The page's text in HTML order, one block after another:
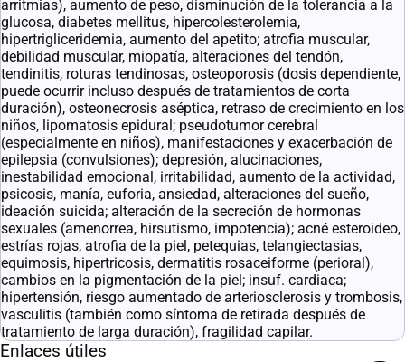
arritmias), aumento de peso, disminución de la tolerancia a la
glucosa, diabetes mellitus, hipercolesterolemia,
hipertrigliceridemia, aumento del apetito; atrofia muscular,
debilidad muscular, miopatía, alteraciones del tendón,
tendinitis, roturas tendinosas, osteoporosis (dosis dependiente,
puede ocurrir incluso después de tratamientos de corta
duración), osteonecrosis aséptica, retraso de crecimiento en los
niños, lipomatosis epidural; pseudotumor cerebral
(especialmente en niños), manifestaciones y exacerbación de
epilepsia (convulsiones); depresión, alucinaciones,
inestabilidad emocional, irritabilidad, aumento de la actividad,
psicosis, manía, euforia, ansiedad, alteraciones del sueño,
ideación suicida; alteración de la secreción de hormonas
sexuales (amenorrea, hirsutismo, impotencia); acné esteroideo,
estrías rojas, atrofia de la piel, petequias, telangiectasias,
equimosis, hipertricosis, dermatitis rosaceiforme (perioral),
cambios en la pigmentación de la piel; insuf. cardiaca;
hipertensión, riesgo aumentado de arteriosclerosis y trombosis,
vasculitis (también como síntoma de retirada después de
tratamiento de larga duración), fragilidad capilar.
Enlaces útiles